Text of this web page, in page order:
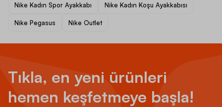
Nike Kadın Spor Ayakkabı Nike Kadın Koşu Ayakkabısı
Nike Pegasus Nike Outlet
Tıkla, en yeni ürünleri
hemen keşfetmeye başla!